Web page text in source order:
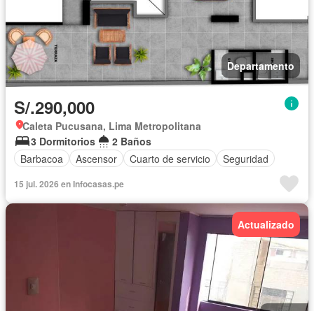
Departamento
S/.290,000
Caleta Pucusana, Lima Metropolitana
3 Dormitorios
2 Baños
Barbacoa
Ascensor Cuarto de servicio Seguridad
15 jul. 2026 en Infocasas.pe
Actualizado